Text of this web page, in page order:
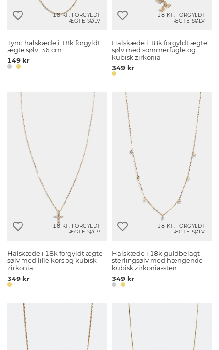
18 KT. FORGYLDT
ÆGTE SØLV
Tynd halskæde i 18k forgyldt
ægte sølv, 36 cm
149 kr
18 KT. FORGYLDT
ÆGTE SØLV
Halskæde i 18k forgyldt ægte
sølv med sommerfugle og
kubisk zirkonia
349 kr
18 KT. FORGYLDT
ÆGTE SØLV
Halskæde i 18k forgyldt ægte
sølv med lille kors og kubisk
zirkonia
349 kr
18 KT. FORGYLDT
ÆGTE SØLV
Halskæde i 18k guldbelagt
sterlingsølv med hængende
kubisk zirkonia-sten
349 kr